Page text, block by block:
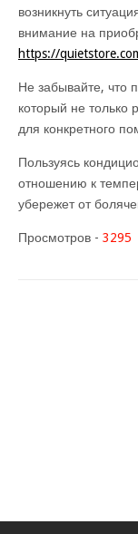
возникнуть
внимание на
https://
Не забывайте, что
который не только
для конкретного
Пользуясь
отношению к
убережет от
Просмотров - 3295